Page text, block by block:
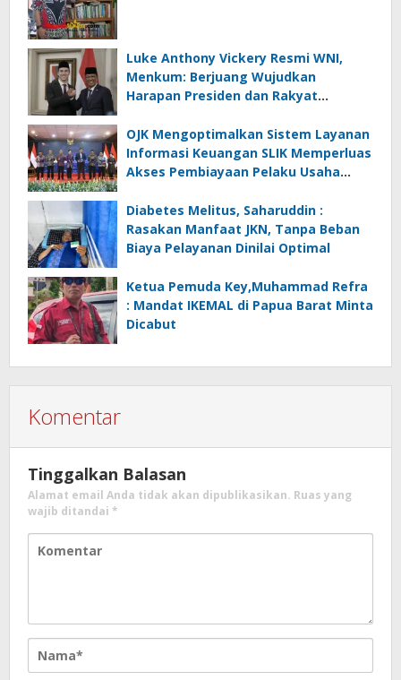
Luke Anthony Vickery Resmi WNI,
Menkum: Berjuang Wujudkan
Harapan Presiden dan Rakyat
OJK Mengoptimalkan Sistem Layanan
Informasi Keuangan SLIK Memperluas
Akses Pembiayaan Pelaku Usaha
Diabetes Melitus, Saharuddin :
Rasakan Manfaat JKN, Tanpa Beban
Biaya Pelayanan Dinilai Optimal
Ketua Pemuda Key,Muhammad Refra
: Mandat IKEMAL di Papua Barat Minta
Dicabut
Komentar
Tinggalkan Balasan
Alamat email Anda tidak akan dipublikasikan. Ruas yang
wajib ditandai *